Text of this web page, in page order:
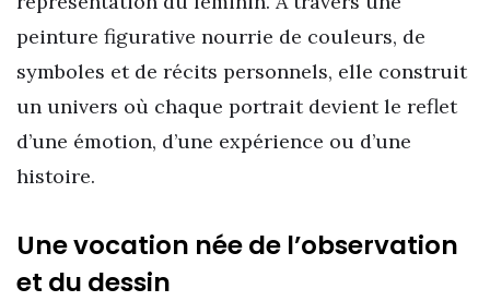
peinture figurative nourrie de couleurs, de
symboles et de récits personnels, elle construit
un univers où chaque portrait devient le reflet
d’une émotion, d’une expérience ou d’une
histoire.
Une vocation née de l’observation
et du dessin